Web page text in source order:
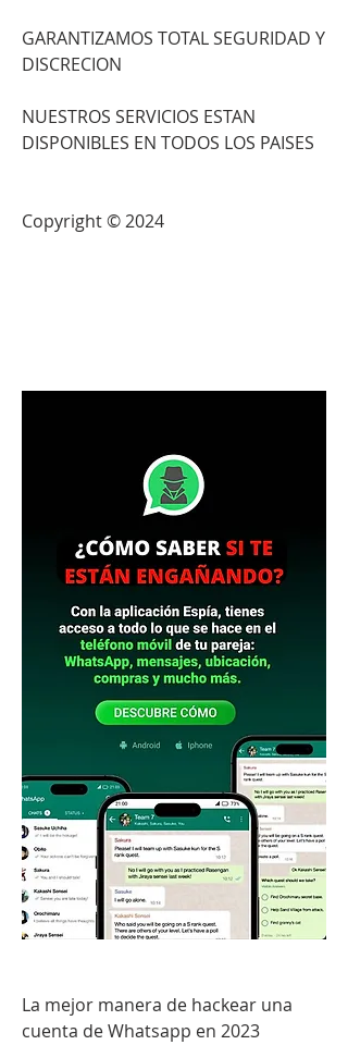
GARANTIZAMOS TOTAL SEGURIDAD Y
DISCRECION
NUESTROS SERVICIOS ESTAN
Copyright © 2024
La mejor manera de hackear una
cuenta de Whatsapp en 2023